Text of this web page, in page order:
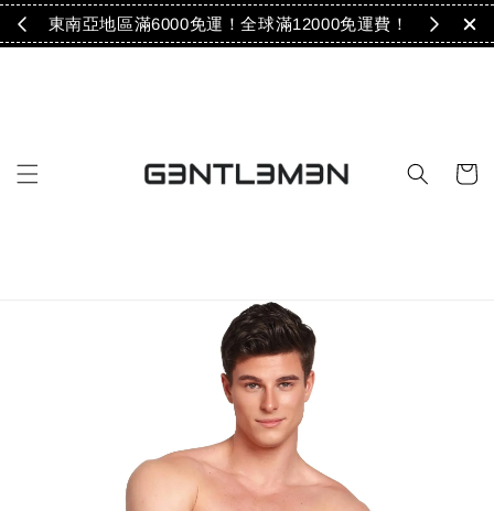
！ 東南亞地區滿6000免運！全球滿12000免運費！